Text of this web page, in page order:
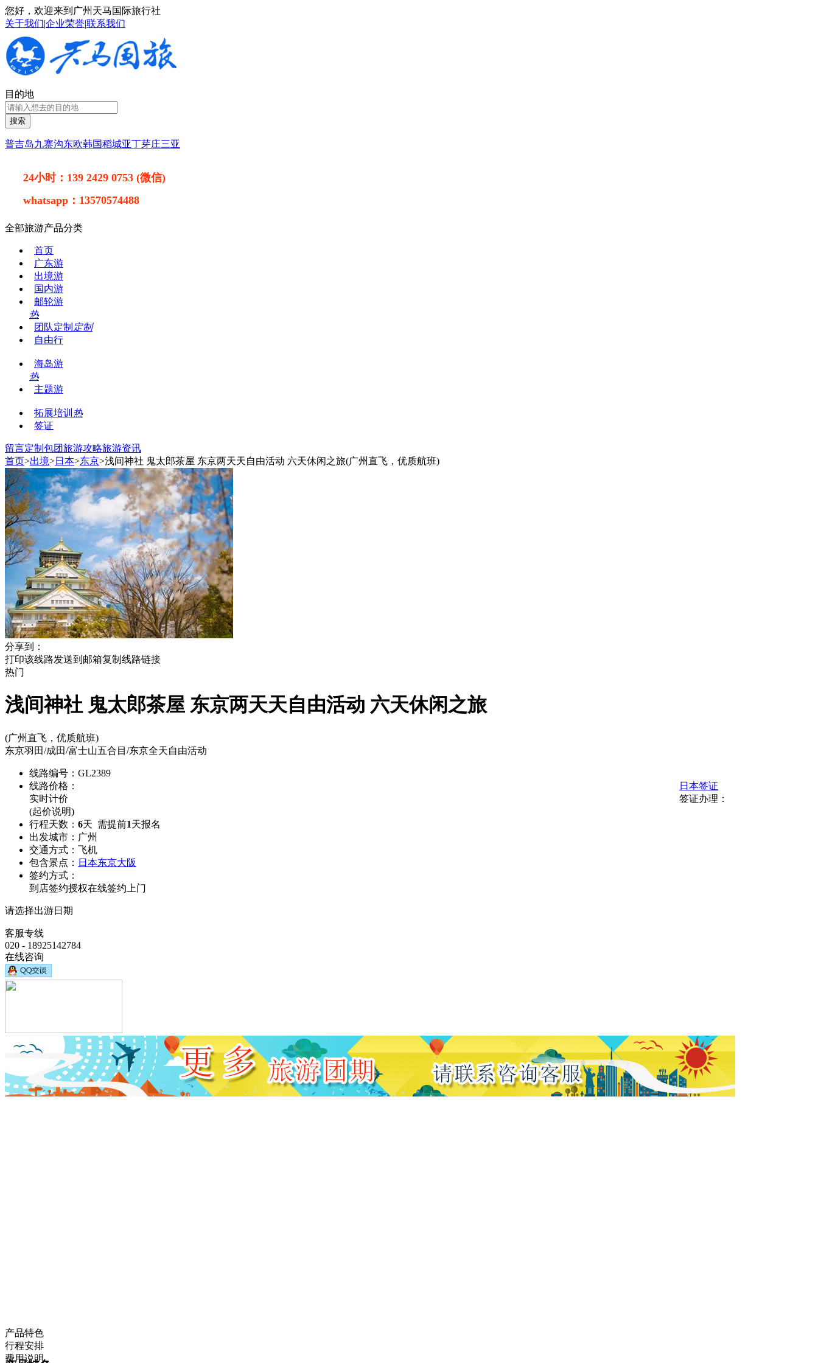
您好，欢迎来到广州天马国际旅行社
关于我们|企业荣誉|联系我们
目的地
搜索
普吉岛九寨沟东欧韩国稻城亚丁芽庄三亚
24小时： 139 2429 0753 (微信)
whatsapp： 13570574488
全部旅游产品分类
首页
广东游
出境游
国内游
邮轮游
热
团队定制 定制
自由行
海岛游
热
主题游
拓展培训 热
签证
留言定制包团旅游攻略旅游资讯
首页>出境>日本>东京>浅间神社 鬼太郎茶屋 东京两天天自由活动 六天休闲之旅(广州直飞，优质航班)
分享到：
打印该线路发送到邮箱复制线路链接
热门
浅间神社 鬼太郎茶屋 东京两天天自由活动 六天休闲之旅
(广州直飞，优质航班)
东京羽田/成田/富士山五合目/东京全天自由活动
线路编号： GL2389
线路价格：
日本签证
签证办理：
实时计价
(起价说明)
行程天数： 6天 需提前1天报名
出发城市： 广州
交通方式： 飞机
包含景点： 日本东京大阪
签约方式：
到店签约授权在线签约 上门
请选择出游日期
客服专线
020 - 18925142784
在线咨询
产品特色
行程安排
费用说明